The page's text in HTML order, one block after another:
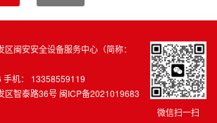
微信扫一扫
闽安安全设备服务中心（简称：
机： 13358559119
区智泰路36号 闽ICP备2021019683